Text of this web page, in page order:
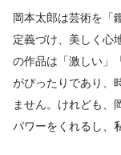
岡本太郎は芸術を「
定義づけ、美しく心
の作品は「激しい」
がぴったりであり、
ません。けれども、
パワーをくれるし、